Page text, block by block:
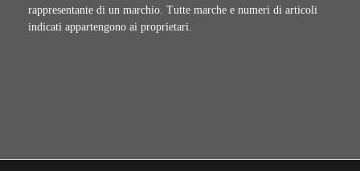
rappresentante di un marchio. Tutte marche e numeri di articoli
indicati appartengono ai proprietari.